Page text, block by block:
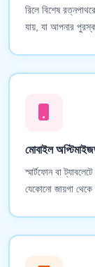
রিলে বিশেষ
যায়, যা আপনার
মোবাইল
স্মার্টফোন বা
যেকোনো জায়গা